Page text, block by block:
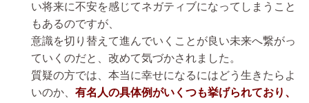
い将来に不安を感じてネガティブになってしまうこと
もあるのですが、
意識を切り替えて進んでいくことが良い未来へ繋がっ
ていくのだと、改めて気づかされました。
質疑の方では、本当に幸せになるにはどう生きたらよ
いのか、 有名人の具体例がいくつも挙げられており、